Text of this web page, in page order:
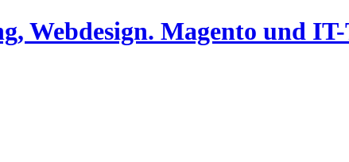
Webdesign. Magento und